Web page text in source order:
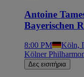
Antoine
Bayerischen
8:00 PM Köln,
Kölner
Δες εισιτήρια